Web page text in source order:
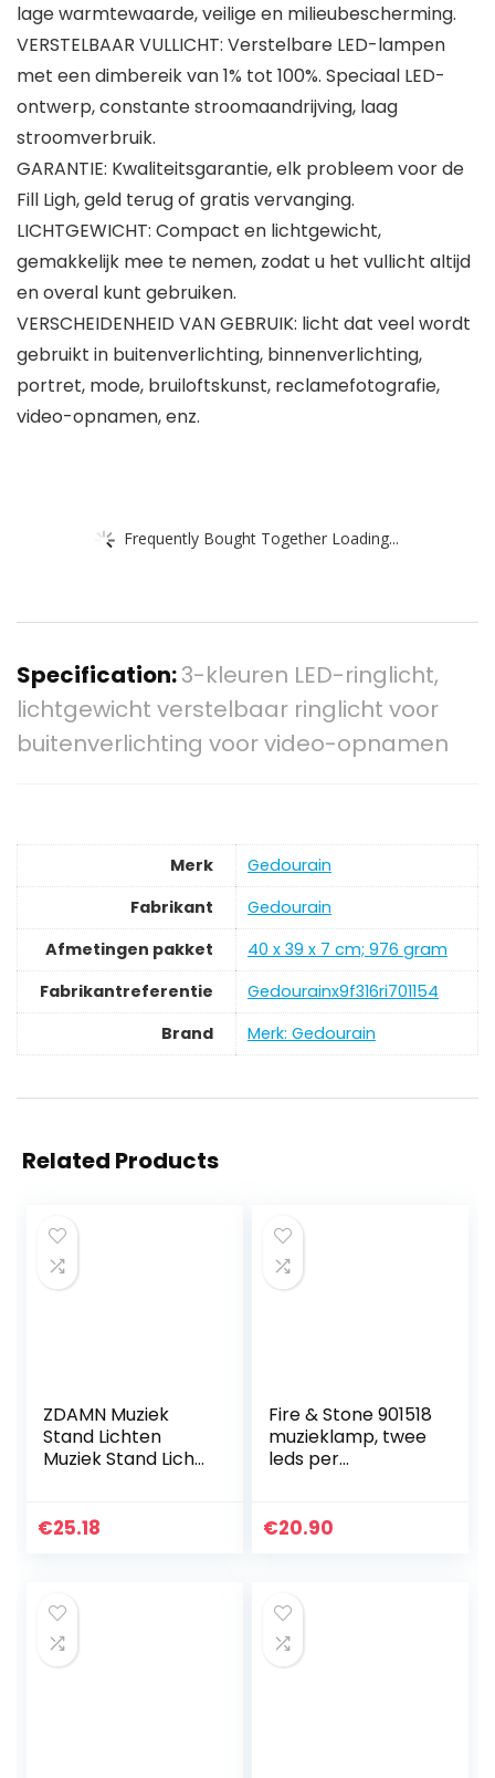
lage warmtewaarde, veilige en milieubescherming.
VERSTELBAAR VULLICHT: Verstelbare LED-lampen
met een dimbereik van 1% tot 100%. Speciaal LED-
ontwerp, constante stroomaandrijving, laag
stroomverbruik.
GARANTIE: Kwaliteitsgarantie, elk probleem voor de
Fill Ligh, geld terug of gratis vervanging.
LICHTGEWICHT: Compact en lichtgewicht,
gemakkelijk mee te nemen, zodat u het vullicht altijd
en overal kunt gebruiken.
VERSCHEIDENHEID VAN GEBRUIK: licht dat veel wordt
gebruikt in buitenverlichting, binnenverlichting,
portret, mode, bruiloftskunst, reclamefotografie,
video-opnamen, enz.
Frequently Bought Together Loading...
Specification:3-kleuren LED-ringlicht,
lichtgewicht verstelbaar ringlicht voor
buitenverlichting voor video-opnamen
Merk
‎Gedourain
Fabrikant
‎Gedourain
Afmetingen pakket
‎40 x 39 x 7 cm; 976 gram
Fabrikantreferentie
‎Gedourainx9f316ri701154
Brand
Merk: Gedourain
Related Products
ZDAMN Muziek
Stand Lichten
Muziek Stand Licht
Geweldig Voor
€25.18
Fire & Stone 901518
muzieklamp, twee
leds per
€20.90